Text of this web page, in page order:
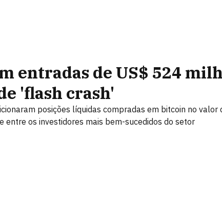
entradas de US$ 524
'flash crash'
posições líquidas compradas em bitcoin no valor
entre os investidores mais bem-sucedidos do setor